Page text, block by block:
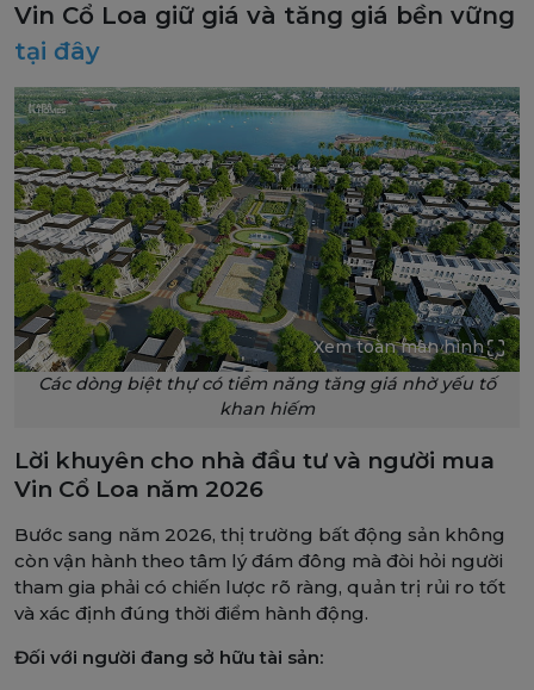
Vin Cổ Loa giữ giá và tăng giá bền vững
tại đây
Xem toàn màn hình
Các dòng biệt thự có tiềm năng tăng giá nhờ yếu tố
khan hiếm
Lời khuyên cho nhà đầu tư và người mua
Vin Cổ Loa năm 2026
Bước sang năm 2026, thị trường bất động sản không
còn vận hành theo tâm lý đám đông mà đòi hỏi người
tham gia phải có chiến lược rõ ràng, quản trị rủi ro tốt
và xác định đúng thời điểm hành động.
Đối với người đang sở hữu tài sản: